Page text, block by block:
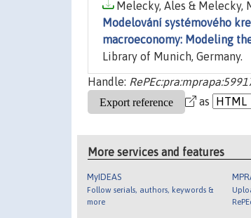
Melecky, Ales & Melecky,
Modelování systémového
macroeconomy: Modeling
Library of Munich, Germany.
Handle:
as
More services and features
MyIDEAS
Follow serials, authors, keywords &
more